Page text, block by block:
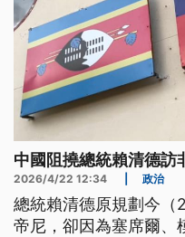
中國阻撓總統賴清德訪
2026/4/22 12:34 政治
總統賴清德原規劃今（
帝尼，卻因為塞席爾、